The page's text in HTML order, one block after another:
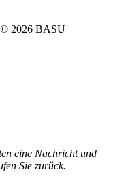
© 2026 BASU
eine Nachricht und
Sie zurück.